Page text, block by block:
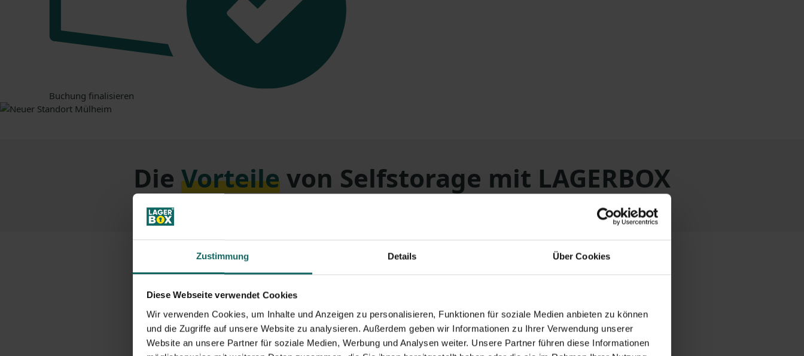
Zustimmung Details Über Cookies
Diese Webseite verwendet Cookies
Wir verwenden Cookies, um Inhalte und Anzeigen zu personalisieren, Funktionen für soziale Medien anbieten zu können
und die Zugriffe auf unsere Website zu analysieren. Außerdem geben wir Informationen zu Ihrer Verwendung unserer
Website an unsere Partner für soziale Medien, Werbung und Analysen weiter. Unsere Partner führen diese Informationen
Buchung finalisieren
Die Vorteilevon Selfstorage mit LAGERBOX
Homepage Nachrichten
#Hashtag Presse
Neuer LAGERBOX Standort in Köln-Mülheim eröffnet